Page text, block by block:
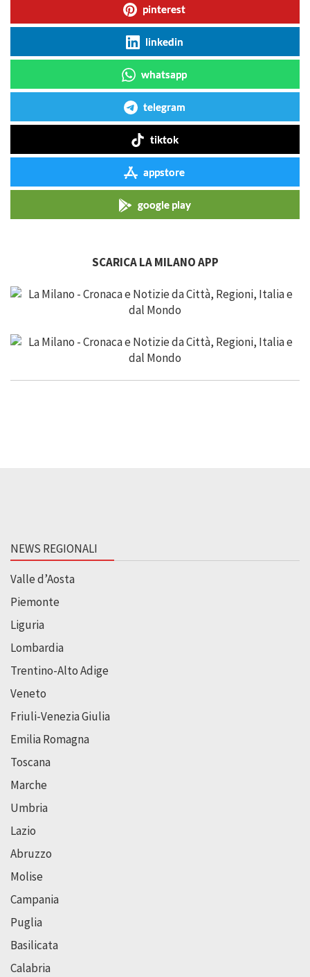
pinterest
linkedin
whatsapp
telegram
tiktok
appstore
google play
SCARICA LA MILANO APP
NEWS REGIONALI
Valle d’Aosta
Piemonte
Liguria
Lombardia
Trentino-Alto Adige
Veneto
Friuli-Venezia Giulia
Emilia Romagna
Toscana
Marche
Umbria
Lazio
Abruzzo
Molise
Campania
Puglia
Basilicata
Calabria